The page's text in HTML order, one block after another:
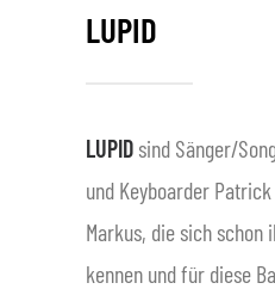
LUPID
LUPID sind Sänger/
und Keyboarder
Markus, die sich schon
kennen und für diese